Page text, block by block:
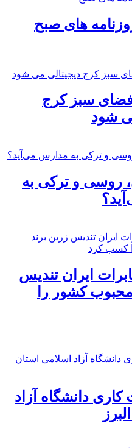
های صبح
سبز کرج
شود
روسی و ترکی به
ایران تندیس
کشور را
دانشگاه آزاد